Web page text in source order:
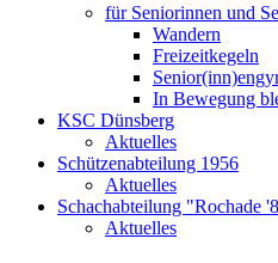
für Seniorinnen und
Wandern
Freizeitkegeln
In Bewegung
KSC Dünsberg
Aktuelles
Schützenabteilung 1956
Aktuelles
Schachabteilung "Rochade
Aktuelles